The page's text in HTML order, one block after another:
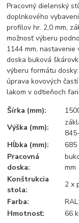
Pracovný dielenský
doplnkového
profilov hr. 2,0 mm,
možnosť výberu
1144 mm, nastavenie
doska buková
výberu formátu
úprava kovových
lakom v odtieňoch
Šírka (mm):
Výška (mm):
Hĺbka (mm):
685
Pracovná
doska:
mm
Konštrukcia
stola:
2 x
Farba:
Hmotnosť:
66